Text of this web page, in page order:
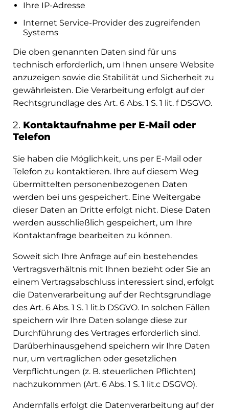
Ihre IP-Adresse
Internet Service-Provider des zugreifenden
Systems
Die oben genannten Daten sind für uns
technisch erforderlich, um Ihnen unsere Website
anzuzeigen sowie die Stabilität und Sicherheit zu
gewährleisten. Die Verarbeitung erfolgt auf der
Rechtsgrundlage des Art. 6 Abs. 1 S. 1 lit. f DSGVO.
2. Kontaktaufnahme per E-Mail oder
Telefon
Sie haben die Möglichkeit, uns per E-Mail oder
Telefon zu kontaktieren. Ihre auf diesem Weg
übermittelten personenbezogenen Daten
werden bei uns gespeichert. Eine Weitergabe
dieser Daten an Dritte erfolgt nicht. Diese Daten
werden ausschließlich gespeichert, um Ihre
Kontaktanfrage bearbeiten zu können.
Soweit sich Ihre Anfrage auf ein bestehendes
Vertragsverhältnis mit Ihnen bezieht oder Sie an
einem Vertragsabschluss interessiert sind, erfolgt
die Datenverarbeitung auf der Rechtsgrundlage
des Art. 6 Abs. 1 S. 1 lit.b DSGVO. In solchen Fällen
speichern wir Ihre Daten solange diese zur
Durchführung des Vertrages erforderlich sind.
Darüberhinausgehend speichern wir Ihre Daten
nur, um vertraglichen oder gesetzlichen
Verpflichtungen (z. B. steuerlichen Pflichten)
nachzukommen (Art. 6 Abs. 1 S. 1 lit.c DSGVO).
Andernfalls erfolgt die Datenverarbeitung auf der